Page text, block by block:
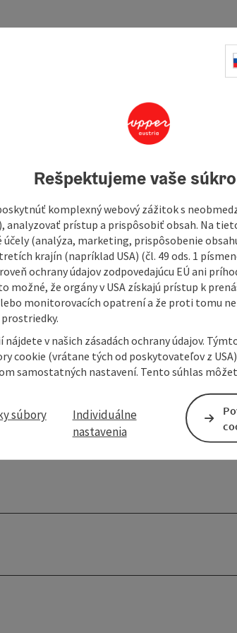
of a piano - hearing is more than just one
a basic prerequisite for participation in life.
human hearing and the different types of
the aim of helping my clients to achieve a
wishes into account in order ...
Rešpektujeme vaše
komplexný webový zážitok s
analyzovať prístup a prispôsobiť obsah. Na
účely (analýza, marketing, prispôsobenie
krajín (napríklad USA) (čl. 49 ods. 1
ochrany údajov zodpovedajúcu EÚ ani
možné, že orgány v USA získajú prístup k
monitorovacích opatrení a že proti tomu
v našich zásadách ochrany údajov.
cookie (vrátane tých od poskytovateľov z
samostatných nastavení. Tento súhlas
súbory
Individuálne
nastavenia